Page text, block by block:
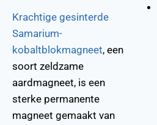
Krachtige gesinterde
Samarium-
kobaltblokmagneet, een
soort zeldzame
aardmagneet, is een
sterke permanente
magneet gemaakt van